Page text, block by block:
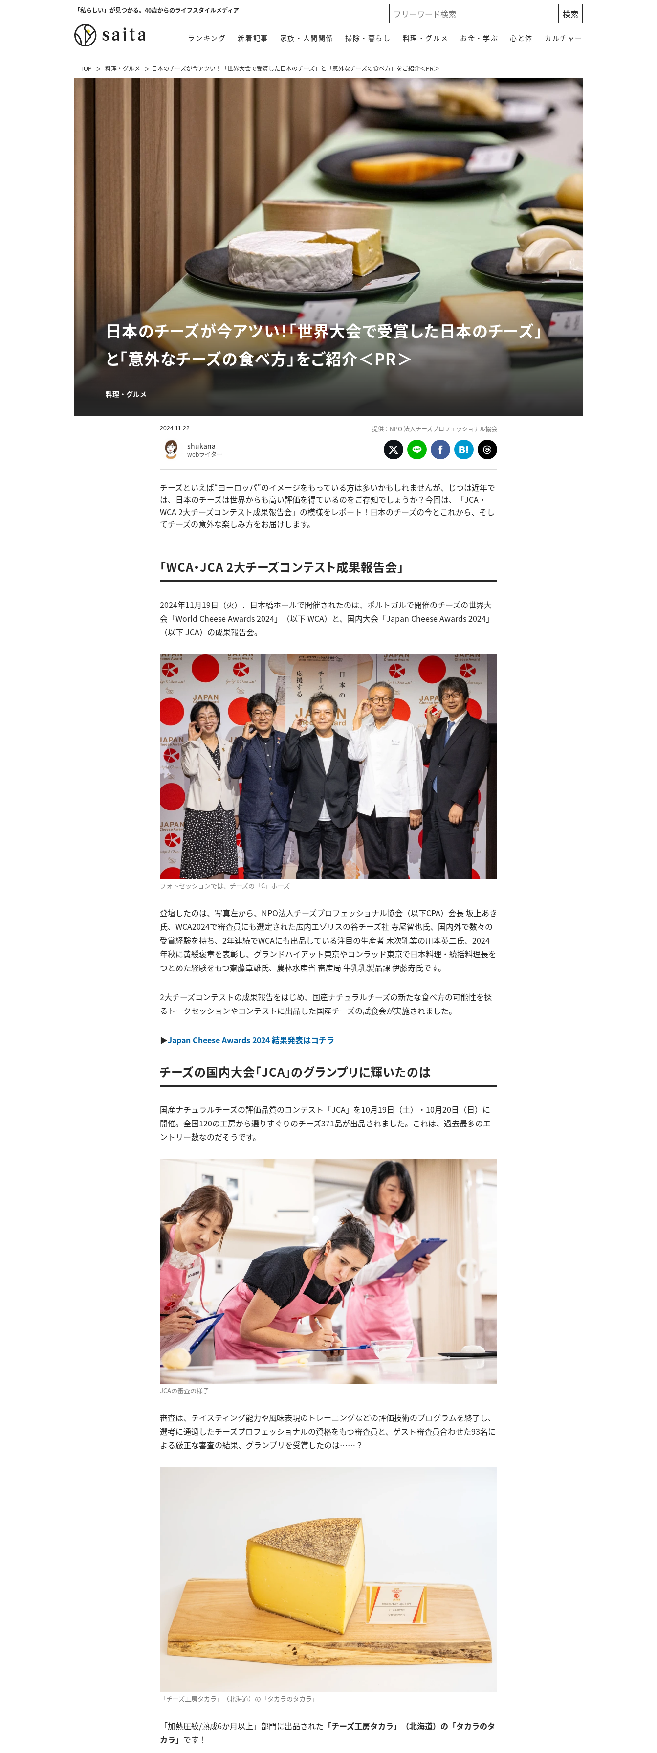
「私らしい」が見つかる。40歳からのライフスタイルメディア
ランキング 新着記事 家族・人間関係 掃除・暮らし 料理・グルメ お金・学ぶ 心と体 カルチャー
TOP 料理・グルメ 日本のチーズが今アツい！「世界大会で受賞した日本のチーズ」と「意外なチーズの食べ方」をご紹介＜PR＞
日本のチーズが今アツい！「世界大会で受賞した日本のチーズ」
と「意外なチーズの食べ方」をご紹介＜PR＞
料理・グルメ
2024.11.22 提供：NPO 法人チーズプロフェッショナル協会
shukana
webライター
チーズといえば“ヨーロッパ”のイメージをもっている方は多いかもしれませんが、じつは近年で
は、日本のチーズは世界からも高い評価を得ているのをご存知でしょうか？今回は、「JCA・
WCA 2大チーズコンテスト成果報告会」の模様をレポート！日本のチーズの今とこれから、そし
てチーズの意外な楽しみ方をお届けします。
「WCA・JCA 2大チーズコンテスト成果報告会」
2024年11月19日（火）、日本橋ホールで開催されたのは、ポルトガルで開催のチーズの世界大
会「World Cheese Awards 2024」（以下 WCA）と、国内大会「Japan Cheese Awards 2024」
（以下 JCA）の成果報告会。
フォトセッションでは、チーズの「C」ポーズ
登壇したのは、写真左から、NPO法人チーズプロフェッショナル協会（以下CPA）会長 坂上あき
氏、WCA2024で審査員にも選定された広内エゾリスの谷チーズ社 寺尾智也氏、国内外で数々の
受賞経験を持ち、2年連続でWCAにも出品している注目の生産者 木次乳業の川本英二氏、2024
年秋に黄綬褒章を表彰し、グランドハイアット東京やコンラッド東京で日本料理・統括料理長を
つとめた経験をもつ齋藤章雄氏、農林水産省 畜産局 牛乳乳製品課 伊藤寿氏です。
2大チーズコンテストの成果報告をはじめ、国産ナチュラルチーズの新たな食べ方の可能性を探
るトークセッションやコンテストに出品した国産チーズの試食会が実施されました。
▶Japan Cheese Awards 2024 結果発表はコチラ
チーズの国内大会「JCA」のグランプリに輝いたのは
国産ナチュラルチーズの評価品質のコンテスト「JCA」を10月19日（土）・10月20日（日）に
開催。全国120の工房から選りすぐりのチーズ371品が出品されました。これは、過去最多のエ
ントリー数なのだそうです。
JCAの審査の様子
審査は、テイスティング能力や風味表現のトレーニングなどの評価技術のプログラムを終了し、
選考に通過したチーズプロフェッショナルの資格をもつ審査員と、ゲスト審査員合わせた93名に
よる厳正な審査の結果、グランプリを受賞したのは……？
「チーズ工房タカラ」（北海道）の「タカラのタカラ」
「加熱圧絞/熟成6か月以上」部門に出品された 「チーズ工房タカラ」（北海道）の「タカラのタ
カラ」 です！